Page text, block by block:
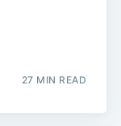
27 MIN READ